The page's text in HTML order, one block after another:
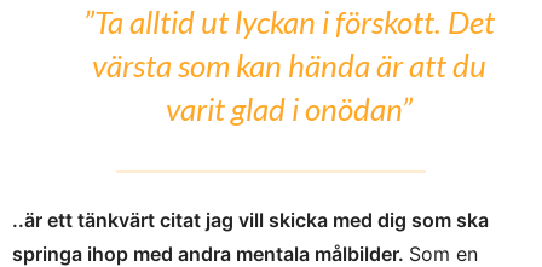
”Ta alltid ut lyckan i förskott. Det
värsta som kan hända är att du
varit glad i onödan”
..är ett tänkvärt citat jag vill skicka med dig som ska
springa ihop med andra mentala målbilder. Som en